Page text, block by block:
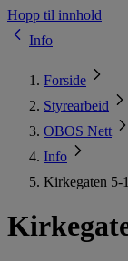
Hopp til innhold
Info
Forside
Styrearbeid
OBOS Nett
Info
Kirkegaten 5-